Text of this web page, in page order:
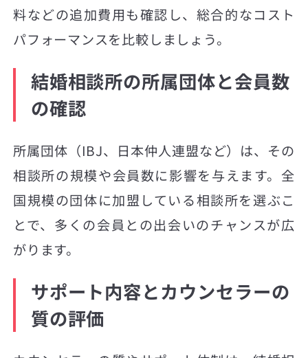
料などの追加費用も確認し、総合的なコスト
パフォーマンスを比較しましょう。
結婚相談所の所属団体と会員数
の確認
所属団体（IBJ、日本仲人連盟など）は、その
相談所の規模や会員数に影響を与えます。全
国規模の団体に加盟している相談所を選ぶこ
とで、多くの会員との出会いのチャンスが広
がります。
サポート内容とカウンセラーの
質の評価